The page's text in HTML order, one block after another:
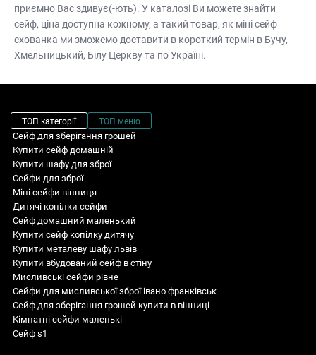
приємно Вас здивує(-ють). У каталозі Ви можете знайти
сейф, ціна доступна кожному, а такий товар, як міні сейф
схованка ми зможемо доставити в короткий термін в Бучу,
Хмельницький, Білу Церкву та по Україні.
ТОП категорії ТОП меню
Сейф для зберігання грошей
Купити сейф домашній
Купити шафу для зброї
Сейфи для зброї
Міні сейфи вінниця
Дитячі копілки сейфи
Сейф домашний маленький
Купити сейф копілку дитячу
Купити металеву шафу львів
Купити вбудований сейф в стіну
Мисливські сейфи рівне
Сейфи для мисливської зброї івано франківськ
Сейф для зберігання грошей купити в вінниці
Кімнатні сейфи маленькі
Сейф s1